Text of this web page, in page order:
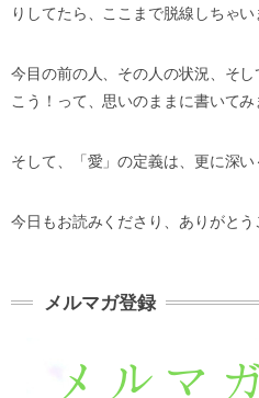
りしてたら、ここまで脱線しちゃ
今目の前の人、その人の状況、そ
こう！って、思いのままに書いてみ
そして、「愛」の定義は、更に深い
今日もお読みくださり、ありがとう
メルマガ登録